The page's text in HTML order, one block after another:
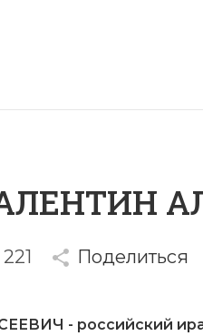
221 Поделиться
- российский